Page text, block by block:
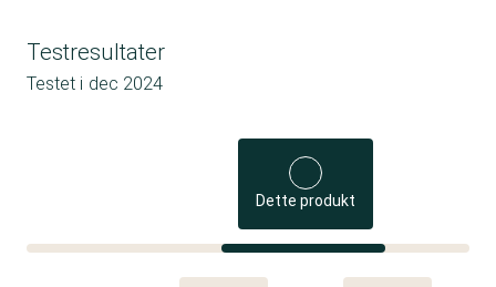
Testresultater
Testet i dec 2024
Dette produkt